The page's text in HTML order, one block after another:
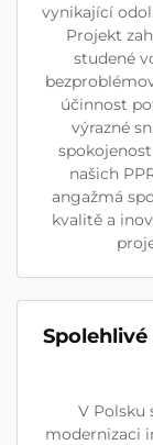
vynikající
Projekt
studené
účinnost
výrazné
našich
angažmá
kvalitě a
V Polsku
modernizaci